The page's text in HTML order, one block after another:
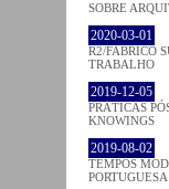
SOBRE
2020-03-01
R2/FABRICO
TRABALHO
2019-12-05
PRÁTICAS
KNOWINGS
2019-08-02
TEMPOS